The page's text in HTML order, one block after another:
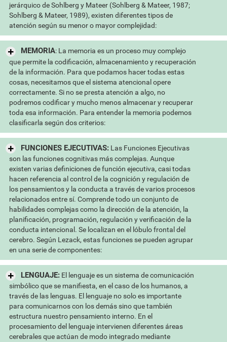
jerárquico de Sohlberg y Mateer (Sohlberg & Mateer, 1987;
Sohlberg & Mateer, 1989), existen diferentes tipos de
atención según su menor o mayor complejidad:
MEMORIA: La memoria es un proceso muy complejo
que permite la codificación, almacenamiento y recuperación
de la información. Para que podamos hacer todas estas
cosas, necesitamos que el sistema atencional opere
correctamente. Si no se presta atención a algo, no
podremos codificar y mucho menos almacenar y recuperar
toda esa información. Para entender la memoria podemos
clasificarla según dos criterios:
FUNCIONES EJECUTIVAS:Las Funciones Ejecutivas
son las funciones cognitivas más complejas. Aunque
existen varias definiciones de función ejecutiva, casi todas
hacen referencia al control de la cognición y regulación de
los pensamientos y la conducta a través de varios procesos
relacionados entre sí. Comprende todo un conjunto de
habilidades complejas como la dirección de la atención, la
planificación, programación, regulación y verificación de la
conducta intencional. Se localizan en el lóbulo frontal del
cerebro. Según Lezack, estas funciones se pueden agrupar
en una serie de componentes:
LENGUAJE:El lenguaje es un sistema de comunicación
simbólico que se manifiesta, en el caso de los humanos, a
través de las lenguas. El lenguaje no solo es importante
para comunicarnos con los demás sino que también
estructura nuestro pensamiento interno. En el
procesamiento del lenguaje intervienen diferentes áreas
cerebrales que actúan de modo integrado mediante